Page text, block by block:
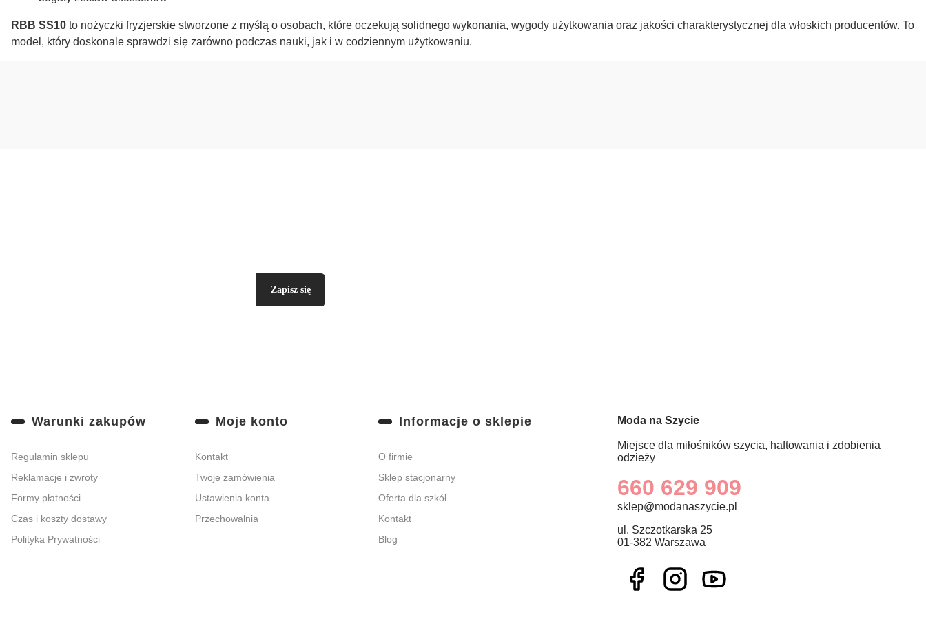
RBB SS10 to nożyczki fryzjerskie stworzone z myślą o osobach, które oczekują solidnego wykonania, wygody użytkowania oraz jakości charakterystycznej dla włoskich producentów. To
model, który doskonale sprawdzi się zarówno podczas nauki, jak i w codziennym użytkowaniu.
Zapisz się
Linki w stopce
Warunki zakupów
Regulamin sklepu
Reklamacje i zwroty
Formy płatności
Czas i koszty dostawy
Polityka Prywatności
Moje konto
Kontakt
Twoje zamówienia
Ustawienia konta
Przechowalnia
Informacje o sklepie
O firmie
Sklep stacjonarny
Oferta dla szkół
Kontakt
Blog
Moda na Szycie
Miejsce dla miłośników szycia, haftowania i zdobienia
odzieży
660 629 909
sklep@modanaszycie.pl
ul. Szczotkarska 25
01-382 Warszawa